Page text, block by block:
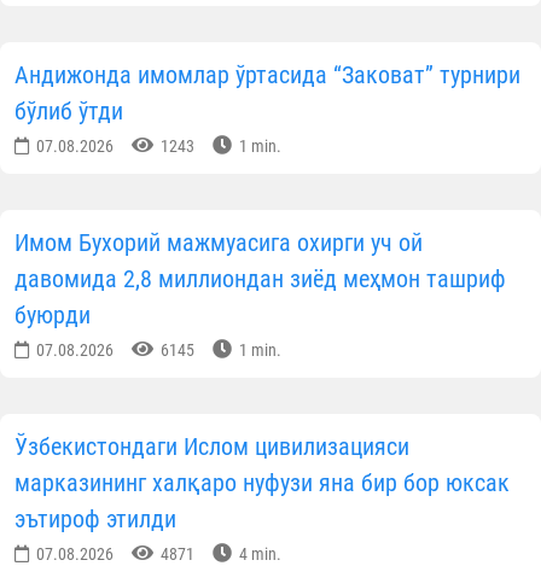
Андижонда имомлар ўртасида “Заковат” турнири
бўлиб ўтди
07.08.2026 1243 1 min.
Имом Бухорий мажмуасига охирги уч ой
давомида 2,8 миллиондан зиёд меҳмон ташриф
буюрди
07.08.2026 6145 1 min.
Ўзбекистондаги Ислом цивилизацияси
марказининг халқаро нуфузи яна бир бор юксак
эътироф этилди
07.08.2026 4871 4 min.